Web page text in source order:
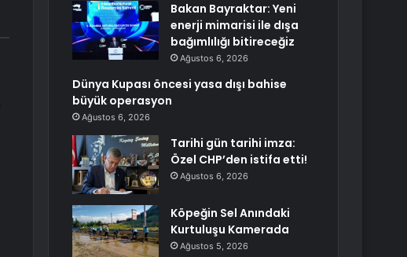
Bakan Bayraktar: Yeni
enerji mimarisi ile dışa
bağımlılığı bitireceğiz
Ağustos 6, 2026
Dünya Kupası öncesi yasa dışı bahise
büyük operasyon
Ağustos 6, 2026
Tarihi gün tarihi imza:
Özel CHP’den istifa etti!
Ağustos 6, 2026
Köpeğin Sel Anındaki
Kurtuluşu Kamerada
Ağustos 5, 2026